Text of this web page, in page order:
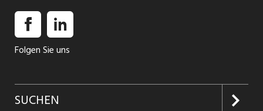
Folgen Sie uns
SUCHEN